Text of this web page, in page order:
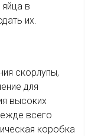
в
их.
скорлупы,
для
высоких
всего
коробка